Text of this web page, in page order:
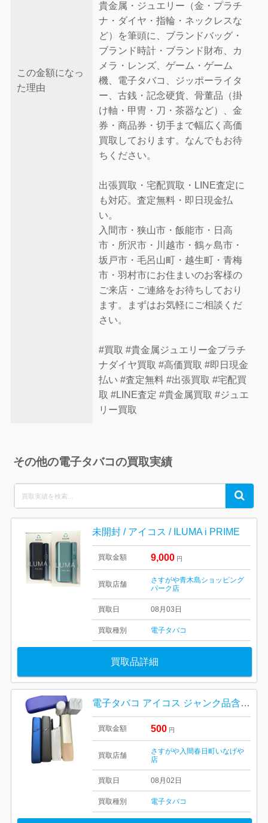
この金額になっ
た理由
貴金属・ジュエリー（金・プラチ
ナ・ダイヤ・指輪・ネックレスな
ど）を筆頭に、ブランドバッグ・
ブランド時計・ブランド財布、カ
メラ・レンズ、ゲーム・ゲーム
機、電子タバコ、ジッポーライタ
ー、古銭・記念硬貨、骨董品（掛
け軸・甲冑・刀・茶器など）、金
券・商品券・切手まで幅広く高価
買取しております。なんでもお待
ちください。
出張買取・宅配買取・LINE査定に
も対応。査定無料・即日現金払
い。
入間市・狭山市・飯能市・日高
市・所沢市・川越市・鶴ヶ島市・
坂戸市・毛呂山町・越生町・青梅
市・羽村市にお住まいのお客様の
ご来店・ご連絡をお待ちしており
ます。まずはお気軽にご相談くだ
さい。
#買取 #貴金属ジュエリー金プラチ
ナダイヤ買取 #高価買取 #即日現金
払い #査定無料 #出張買取 #宅配買
取 #LINE査定 #貴金属買取 #ジュエ
リー買取
その他の電子タバコの買取実績
for:
Search
未開封 / アイコス / ILUMA i PRIME
買取金額 9,000 円
買取店舗
さすがや青木島ショッピング
パーク店
買取日 08月03日
買取種別 電子タバコ
買取品詳細
電子タバコ アイコス ジャンク品含め おまとめ
買取金額 500 円
買取店舗
さすがや入間春日町いなげや
店
買取日 08月02日
買取種別 電子タバコ